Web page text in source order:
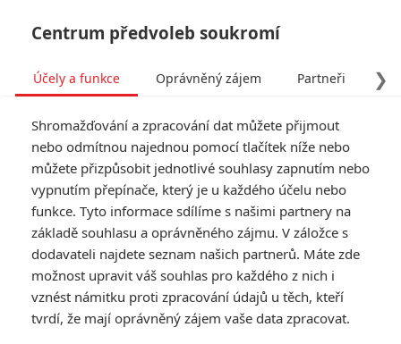
Tag: Der 7bte Zwerg
ČLÁNKY FILMY(0) OSOBY(0) VIDEA (0)
7 trpaslíků: Další
sněhurkovitý film
vstupuje do kin
Centrum předvoleb soukromí
❯
Účely a funkce Oprávněný zájem Partneři
Shromažďování a zpracování dat můžete přijmout
nebo odmítnou najednou pomocí tlačítek níže nebo
můžete přizpůsobit jednotlivé souhlasy zapnutím nebo
vypnutím přepínače, který je u každého účelu nebo
funkce. Tyto informace sdílíme s našimi partnery na
základě souhlasu a oprávněného zájmu. V záložce s
dodavateli najdete seznam našich partnerů. Máte zde
možnost upravit váš souhlas pro každého z nich i
vznést námitku proti zpracování údajů u těch, kteří
tvrdí, že mají oprávněný zájem vaše data zpracovat.